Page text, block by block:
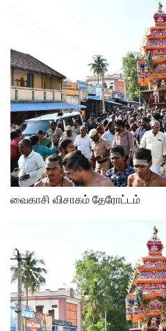
வைகாசி விசாகம் தேரோட்டம்